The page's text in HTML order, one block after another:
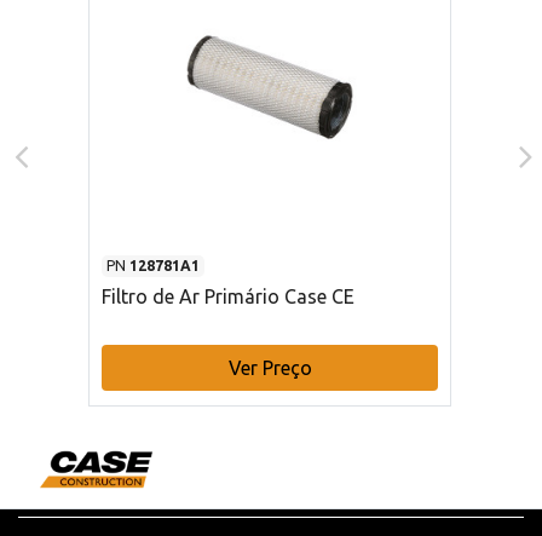
PN 128781A1
Filtro de Ar Primário Case CE
Ver Preço